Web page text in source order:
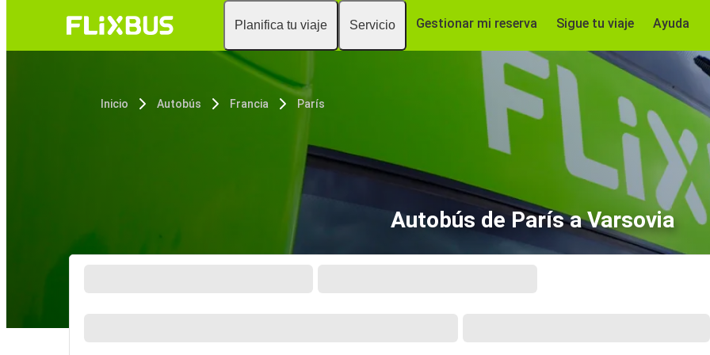
Planifica tu viaje Servicio Gestionar mi reserva Sigue tu viaje Ayuda
Inicio Autobús Francia París
Autobús de París a Varsovia